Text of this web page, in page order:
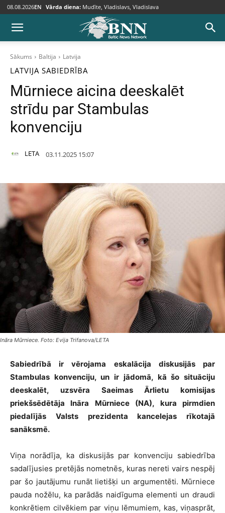
08.08.2026EN Vārda diena: Mudīte, Vladislavs, Vladislava
Sākums Baltija Latvija
LATVIJA SABIEDRĪBA
Mūrniece aicina deeskalēt
strīdu par Stambulas
konvenciju
LETA 03.11.2025 15:07
Ināra Mūrniece. Foto: Evija Trifanova/LETA
Sabiedrībā ir vērojama eskalācija diskusijās par
Stambulas konvenciju, un ir jādomā, kā šo situāciju
deeskalēt, uzsvēra Saeimas Ārlietu komisijas
priekšsēdētāja Ināra Mūrniece (NA), kura pirmdien
piedalījās Valsts prezidenta kancelejas rīkotajā
sanāksmē.
Viņa norādīja, ka diskusijās par konvenciju sabiedrība
sadalījusies pretējās nometnēs, kuras nereti vairs nespēj
par šo jautājumu runāt lietišķi un argumentēti. Mūrniece
pauda nožēlu, ka parādās naidīguma elementi un draudi
konkrētiem cilvēkiem par viņu lēmumiem, kas, viņasprāt,